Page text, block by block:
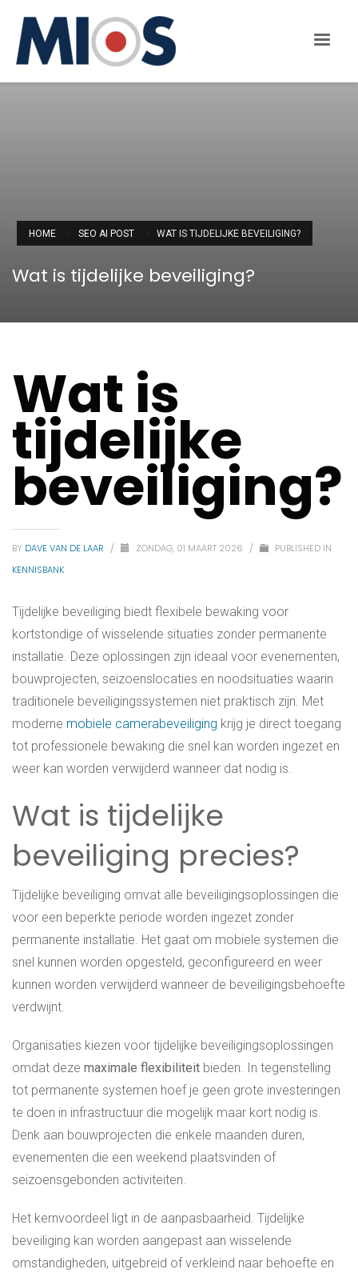
HOME SEO AI POST WAT IS TIJDELIJKE BEVEILIGING?
Wat is tijdelijke beveiliging?
Wat is
tijdelijke
beveiliging?
BY DAVE VAN DE LAAR / ZONDAG, 01 MAART 2026 /
PUBLISHED IN
KENNISBANK
Tijdelijke beveiliging biedt flexibele bewaking voor
kortstondige of wisselende situaties zonder permanente
installatie. Deze oplossingen zijn ideaal voor evenementen,
bouwprojecten, seizoenslocaties en noodsituaties waarin
traditionele beveiligingssystemen niet praktisch zijn. Met
moderne mobiele camerabeveiliging krijg je direct toegang
tot professionele bewaking die snel kan worden ingezet en
weer kan worden verwijderd wanneer dat nodig is.
Wat is tijdelijke
beveiliging precies?
Tijdelijke beveiliging omvat alle beveiligingsoplossingen die
voor een beperkte periode worden ingezet zonder
permanente installatie. Het gaat om mobiele systemen die
snel kunnen worden opgesteld, geconfigureerd en weer
kunnen worden verwijderd wanneer de beveiligingsbehoefte
verdwijnt.
Organisaties kiezen voor tijdelijke beveiligingsoplossingen
omdat deze maximale flexibiliteit bieden. In tegenstelling
tot permanente systemen hoef je geen grote investeringen
te doen in infrastructuur die mogelijk maar kort nodig is.
Denk aan bouwprojecten die enkele maanden duren,
evenementen die een weekend plaatsvinden of
seizoensgebonden activiteiten.
Het kernvoordeel ligt in de aanpasbaarheid. Tijdelijke
beveiliging kan worden aangepast aan wisselende
omstandigheden, uitgebreid of verkleind naar behoefte en